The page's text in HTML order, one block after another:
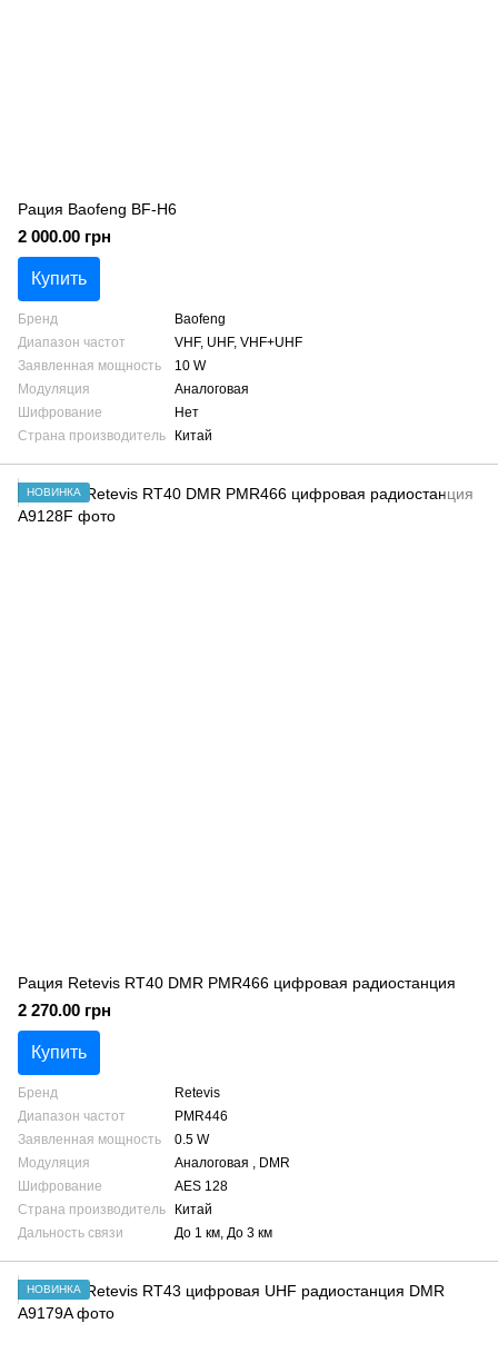
Рация Baofeng BF-H6
2 000.00 грн
Купить
Бренд
Baofeng
Диапазон частот
VHF, UHF, VHF+UHF
Заявленная мощность
10 W
Модуляция
Аналоговая
Шифрование
Нет
Страна производитель
Китай
НОВИНКА
Рация Retevis RT40 DMR PMR466 цифровая радиостанция
2 270.00 грн
Купить
Бренд
Retevis
Диапазон частот
PMR446
Заявленная мощность
0.5 W
Модуляция
Аналоговая , DMR
Шифрование
AES 128
Страна производитель
Китай
Дальность связи
До 1 км, До 3 км
НОВИНКА